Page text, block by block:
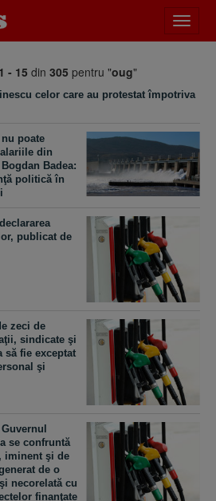
meniu
1 - 15 din 305 pentru "oug"
celor care au protestat împotriva
poate
din
Badea:
politică în
publicat de
zeci de
sindicate şi
să fie exceptat
şi
se confruntă
iminent şi de
de o
necorelată cu
finanţate